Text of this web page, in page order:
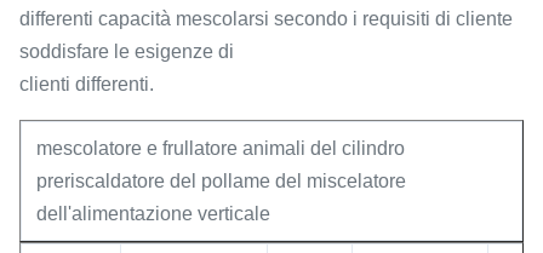
differenti capacità mescolarsi secondo i requisiti di cliente
soddisfare le esigenze di
clienti differenti.
mescolatore e frullatore animali del cilindro
preriscaldatore del pollame del miscelatore
dell'alimentazione verticale